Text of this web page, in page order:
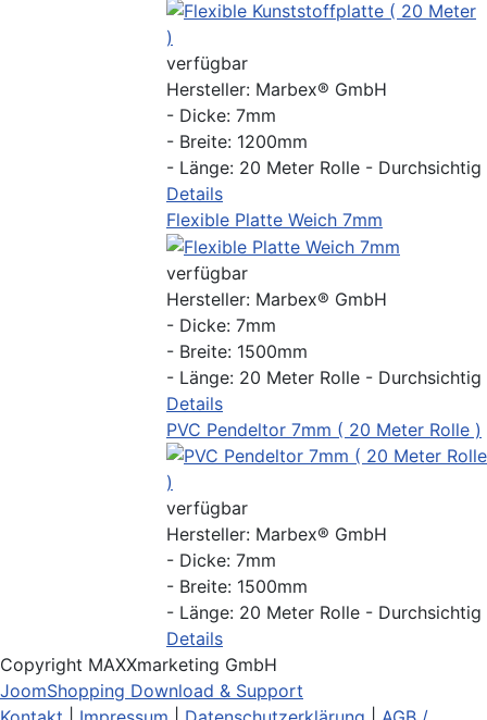
verfügbar
Hersteller: Marbex® GmbH
- Dicke: 7mm
- Breite: 1200mm
- Länge: 20 Meter Rolle - Durchsichtig
Details
Flexible Platte Weich 7mm
verfügbar
Hersteller: Marbex® GmbH
- Dicke: 7mm
- Breite: 1500mm
- Länge: 20 Meter Rolle - Durchsichtig
Details
PVC Pendeltor 7mm ( 20 Meter Rolle )
verfügbar
Hersteller: Marbex® GmbH
- Dicke: 7mm
- Breite: 1500mm
- Länge: 20 Meter Rolle - Durchsichtig
Details
Copyright MAXXmarketing GmbH
JoomShopping Download & Support